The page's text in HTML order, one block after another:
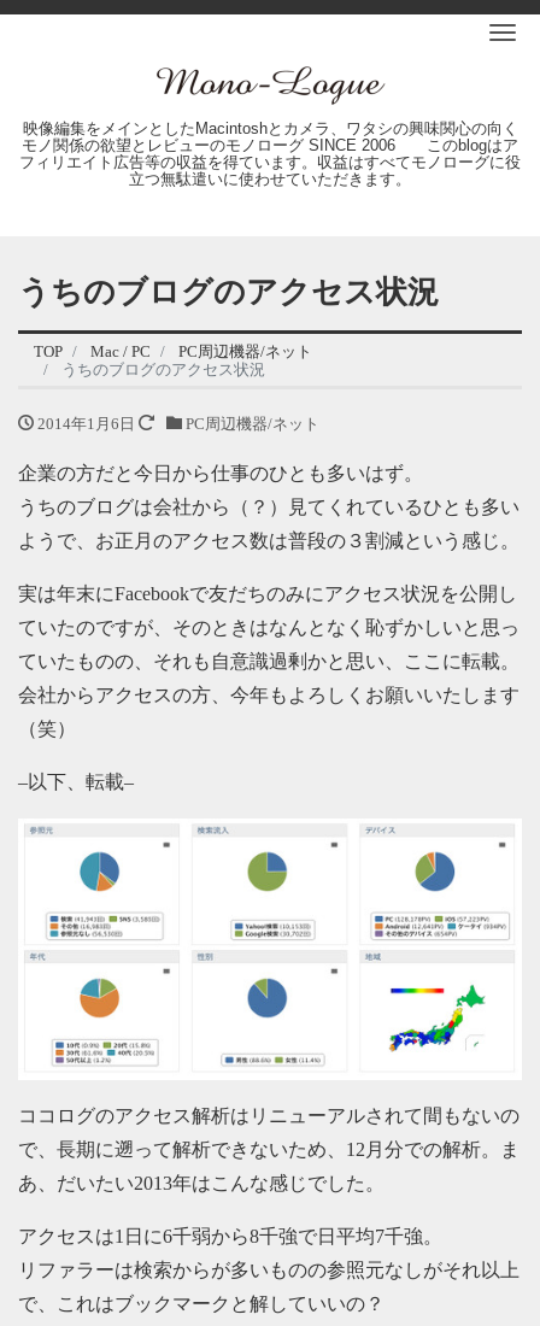
映像編集をメインとしたMacintoshとカメラ、ワタシの興味関心の向く
モノ関係の欲望とレビューのモノローグ SINCE 2006 このblogはア
フィリエイト広告等の収益を得ています。収益はすべてモノローグに役
立つ無駄遣いに使わせていただきます。
うちのブログのアクセス状況
TOP Mac / PC
PC周辺機器/ネット
うちのブログのアクセス状況
2014年1月6日 PC周辺機器/ネット
企業の方だと今日から仕事のひとも多いはず。
うちのブログは会社から（？）見てくれているひとも多い
ようで、お正月のアクセス数は普段の３割減という感じ。
実は年末にFacebookで友だちのみにアクセス状況を公開し
ていたのですが、そのときはなんとなく恥ずかしいと思っ
ていたものの、それも自意識過剰かと思い、ここに転載。
会社からアクセスの方、今年もよろしくお願いいたします
（笑）
–以下、転載–
ココログのアクセス解析はリニューアルされて間もないの
で、長期に遡って解析できないため、12月分での解析。ま
あ、だいたい2013年はこんな感じでした。
アクセスは1日に6千弱から8千強で日平均7千強。
リファラーは検索からが多いものの参照元なしがそれ以上
で、これはブックマークと解していいの？